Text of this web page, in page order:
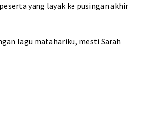
yang layak ke pusingan akhir
lagu matahariku, mesti Sarah